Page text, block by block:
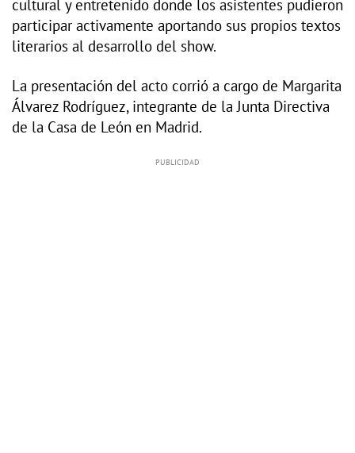
cultural y entretenido donde los asistentes pudieron
participar activamente aportando sus propios textos
literarios al desarrollo del show.
La presentación del acto corrió a cargo de Margarita
Álvarez Rodríguez, integrante de la Junta Directiva
de la Casa de León en Madrid.